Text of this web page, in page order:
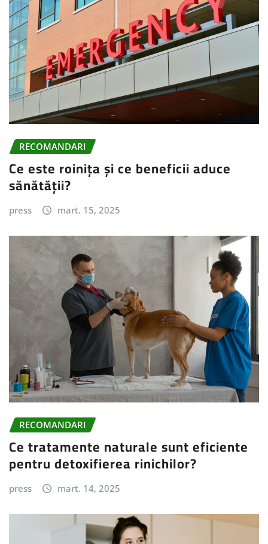
RECOMANDARI
Ce este roinița și ce beneficii aduce
sănătății?
press mart. 15, 2025
RECOMANDARI
Ce tratamente naturale sunt eficiente
pentru detoxifierea rinichilor?
press mart. 14, 2025